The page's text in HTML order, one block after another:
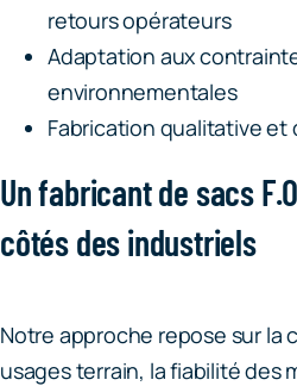
retours opérateurs
Adaptation aux
environnementales
Fabrication qualitative et
Un fabricant de sacs
côtés des industriels
Notre approche repose sur la
usages terrain, la fiabilité des